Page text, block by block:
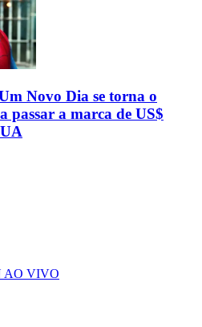
Novo Dia se torna o
passar a marca de US$
AO VIVO